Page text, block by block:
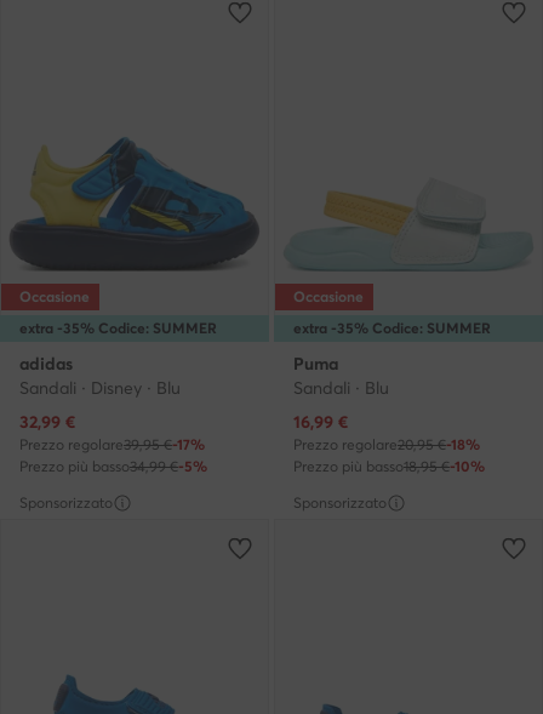
extra -35% Codice: SUMMER
Occasione
adidas
Sandali · Disney · Blu
Prezzo attuale
32,99 €
Prezzo regolare39,95 €-17%
Prezzo più basso34,99 €-5%
extra -35% Codice: SUMMER
Occasione
Puma
Sandali · Blu
Prezzo attuale
16,99 €
Prezzo regolare20,95 €-18%
Prezzo più basso18,95 €-10%
Sponsorizzato
Sponsorizzato